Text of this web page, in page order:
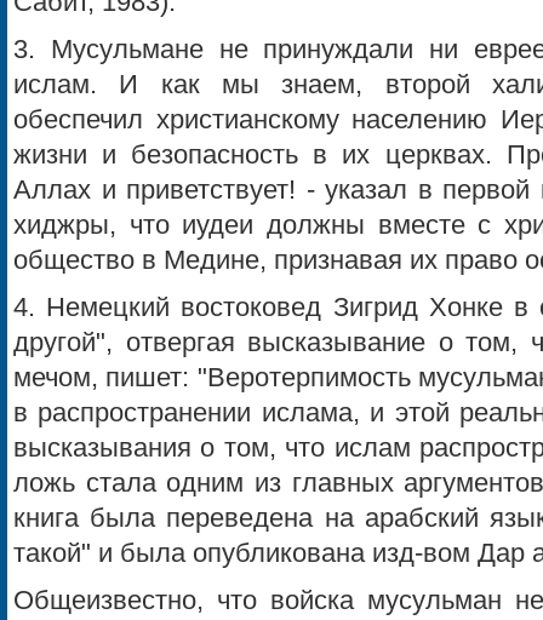
3. Мусульмане не принуждали ни
ислам. И как мы знаем, второй
обеспечил христианскому населению
жизни и безопасность в их церквах.
Аллах и приветствует! - указал в
хиджры, что иудеи должны вместе с
общество в Медине, признавая их право
4. Немецкий востоковед Зигрид Хонке в
другой", отвергая высказывание о том,
мечом, пишет: "Веротерпимость
в распространении ислама, и этой
высказывания о том, что ислам
ложь стала одним из главных
книга была переведена на арабский
такой" и была опубликована изд-вом Дар
Общеизвестно, что войска мусульман